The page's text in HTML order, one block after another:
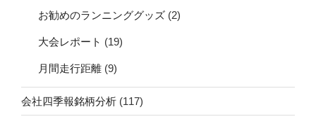
お勧めのランニンググッズ (2)
大会レポート (19)
月間走行距離 (9)
会社四季報銘柄分析 (117)